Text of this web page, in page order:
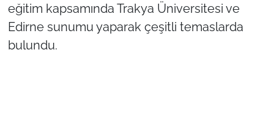
eğitim kapsamında Trakya Üniversitesi ve
Edirne sunumu yaparak çeşitli temaslarda
bulundu.
Flaş Haber
Dış Haberler